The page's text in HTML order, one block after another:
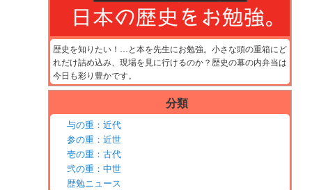
歴史を知りたい！…と本を先生にお勉強。小さな頭の重箱にど
れだけ詰め込み、現場を見に行けるのか？歴史の幕の内弁当は
今日も彩り豊かです。
分類
与の重：近代
参の重：近世
壱の重：古代
弐の重：中世
歴勉ニュース